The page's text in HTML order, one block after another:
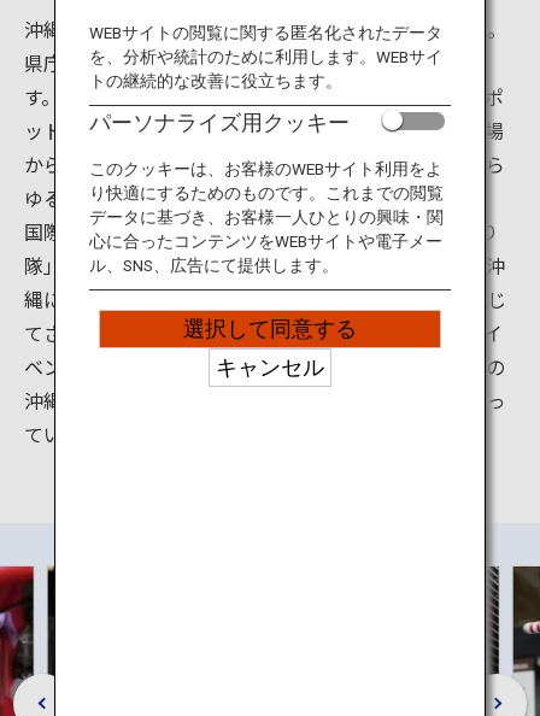
沖縄の魅力は美しいビーチと離島だけではありません。
県庁所在地である那覇市にも数々の観光名所がありま
す。那覇市国際通り商店街は、那覇を代表する観光スポ
ットのひとつ。沖縄の郷土料理やお土産品が買える市場
から、今風のカフェ、漫画やアニメの専門店まで、あら
ゆるお店がそろっています。
国際通りでは、8月上旬開催の「一万人のエイサー踊り
隊」や５年に一度の「世界のウチナーンチュ大会」（沖
縄にルーツを持つ日系人の集い）をはじめ、年間を通じ
てさまざまな文化的催しも行われています。こうしたイ
ベントも大きな魅力となり、国際通りは日本最南端県の
沖縄を訪れる観光客が必ず立ち寄りたいスポットになっ
ています。
WEBサイトの閲覧に関する匿名化されたデータ
を、分析や統計のために利用します。WEBサイ
トの継続的な改善に役立ちます。
パーソナライズ用クッキー
このクッキーは、お客様のWEBサイト利用をよ
り快適にするためのものです。これまでの閲覧
データに基づき、お客様一人ひとりの興味・関
心に合ったコンテンツをWEBサイトや電子メー
ル、SNS、広告にて提供します。
選択して同意する
キャンセル